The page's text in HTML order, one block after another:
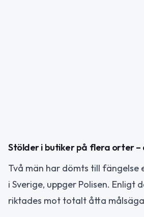
Stölder i butiker på flera orter
Två män har dömts till
i Sverige, uppger Polisen.
riktades mot totalt åtta